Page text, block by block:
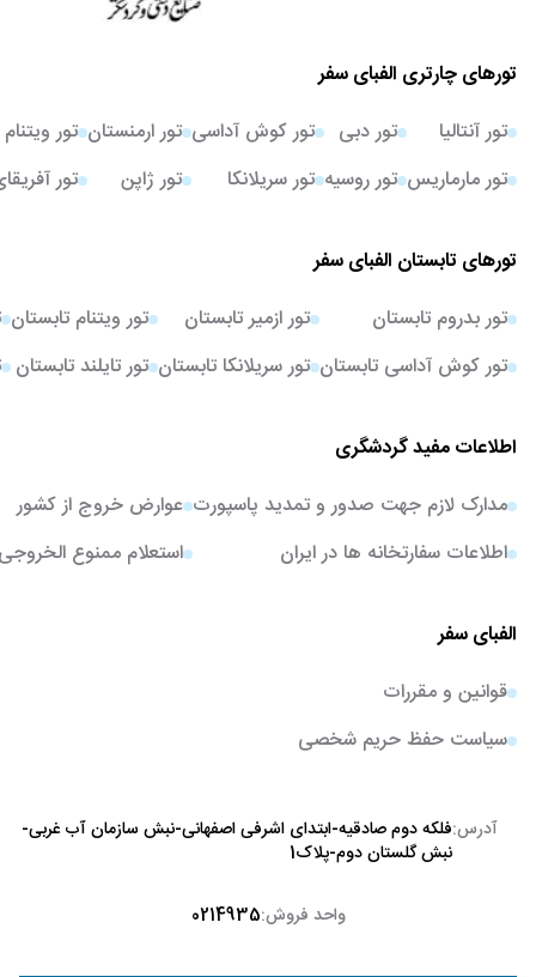
تورهای چارتری الفبای سفر
تور آنتالیا
تور مارماریس
تور دبی
تور روسیه
تور کوش آداسی
تور سریلانکا
تور ارمنستان
تور ژاپن
تور ویتنام
تور
تورهای تابستان الفبای سفر
تور بدروم تابستان
تور کوش آداسی تابستان
تور ازمیر تابستان
تور سریلانکا تابستان
تور ویتنام تابستان
تور تایلند تابستان
اطلاعات مفید گردشگری
مدارک لازم جهت صدور و تمدید پاسپورت
اطلاعات سفارتخانه ها در ایران
عوارض خروج از کشور
استعلام ممنوع
الفبای سفر
قوانین و مقررات
سیاست حفظ حریم شخصی
آدرس:فلکه دوم صادقیه-ابتدای اشرفی اصفهانی-نبش سازمان آب غربی-
نبش گلستان دوم-پلاک1
واحد فروش:0214935